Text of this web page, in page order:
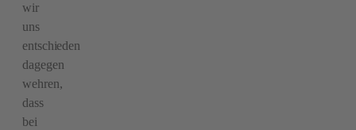
wir
uns
entschieden
dagegen
wehren,
dass
bei